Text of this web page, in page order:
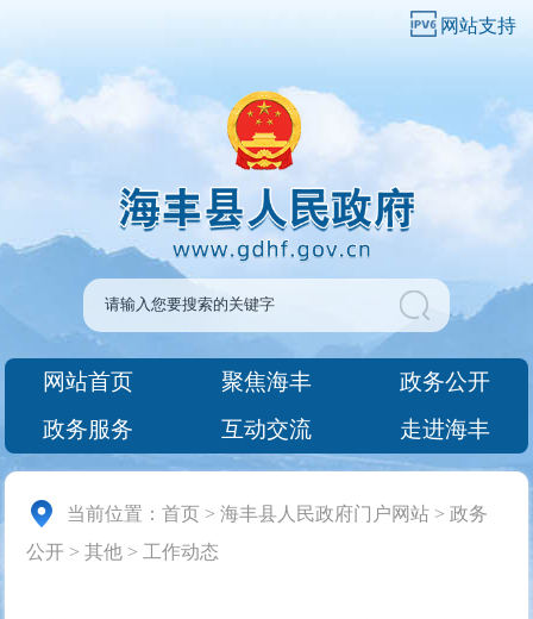
网站支持
网站首页 聚焦海丰
政务公开
政务服务
互动交流 走进海丰
当前位置：首页 >海丰县人民政府门户网站 >政务
公开 >其他 > 工作动态